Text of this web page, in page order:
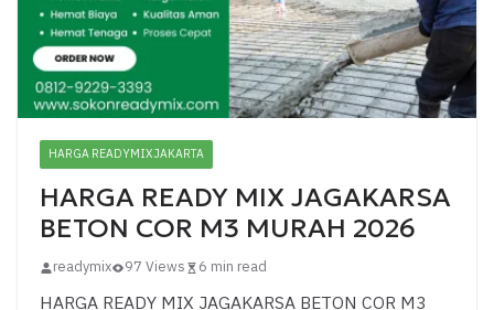
HARGA READYMIX JAKARTA
HARGA READY MIX JAGAKARSA
BETON COR M3 MURAH 2026
readymix 97 Views 6 min read
HARGA READY MIX JAGAKARSA BETON COR M3